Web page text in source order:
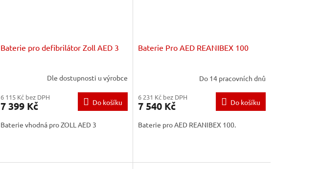
Baterie pro defibrilátor Zoll AED 3
Dle dostupnosti u výrobce
6 115 Kč bez DPH
7 399 Kč Do košíku
Baterie vhodná pro ZOLL AED 3
Baterie Pro AED REANIBEX 100
Do 14 pracovních dnů
6 231 Kč bez DPH
7 540 Kč Do košíku
Baterie pro AED REANIBEX 100.